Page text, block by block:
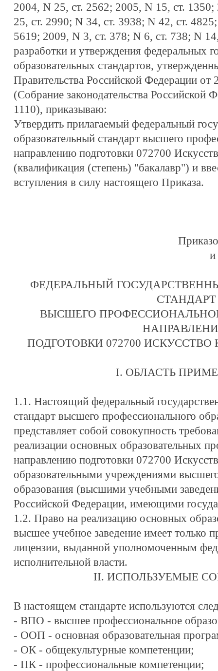
2004, N 25, ст. 2562; 2005, N 15, ст.
25, ст. 2990; N 34, ст. 3938; N 42, ст.
5619; 2009, N 3, ст. 378; N 6, ст. 738; N
разработки и утверждения федеральных
образовательных стандартов,
Правительства Российской Федерации от
(Собрание законодательства Российской
1110), приказываю:
Утвердить прилагаемый федеральный
образовательный стандарт высшего
направлению подготовки 072700
(квалификация (степень) "бакалавр") и
вступления в силу настоящего Приказа.
и
ФЕДЕРАЛЬНЫЙ
СТАНДАРТ
ВЫСШЕГО
ПОДГОТОВКИ 072700
I. ОБЛАСТЬ
1.1. Настоящий федеральный
стандарт высшего профессионального
представляет собой совокупность
реализации основных образовательных
направлению подготовки 072700
образовательными учреждениями
образования (высшими учебными
Российской Федерации, имеющими
1.2. Право на реализацию основных
высшее учебное заведение имеет только
лицензии, выданной уполномоченным
исполнительной власти.
II. ИСПОЛЬЗУЕМЫЕ
В настоящем стандарте используются
- ВПО - высшее профессиональное
- ООП - основная образовательная
- ОК - общекультурные компетенции;
- ПК - профессиональные компетенции;